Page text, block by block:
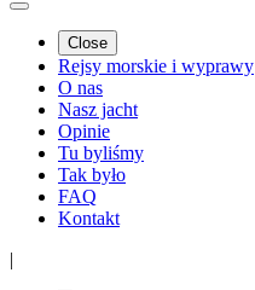
Close
Rejsy morskie i wyprawy
O nas
Nasz jacht
Opinie
Tu byliśmy
Tak było
FAQ
Kontakt
|